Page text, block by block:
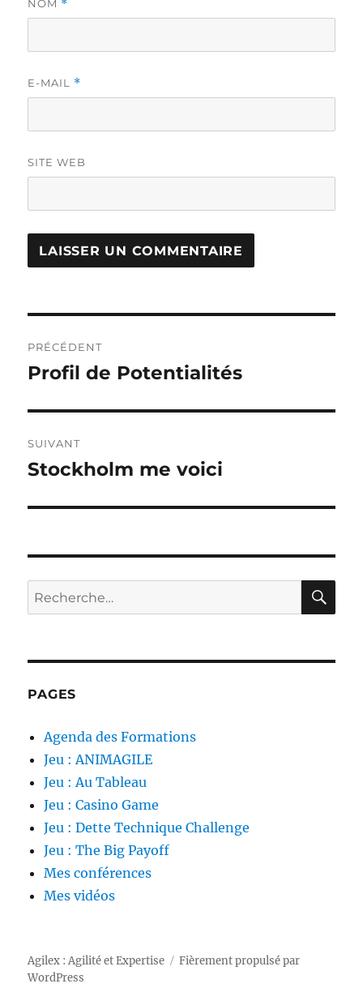
NOM *
E-MAIL *
SITE WEB
de
PRÉCÉDENT
Publication
Profil de Potentialités
SUIVANT
Publication
Stockholm me voici
Recherche
pour :
PAGES
Agenda des Formations
Jeu : ANIMAGILE
Jeu : Au Tableau
Jeu : Casino Game
Jeu : Dette Technique Challenge
Jeu : The Big Payoff
Mes conférences
Mes vidéos
Agilex : Agilité et Expertise
Fièrement propulsé par
WordPress